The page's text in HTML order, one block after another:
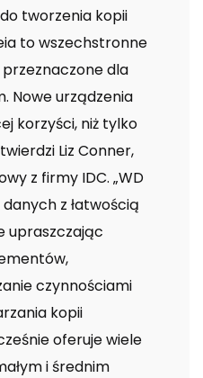
tworzenia kopii
to wszechstronne
dla
Nowe urządzenia
korzyści, niż tylko
Liz Conner,
z firmy IDC. „WD
z łatwością
upraszczając
czynnościami
kopii
oferuje wiele
i średnim